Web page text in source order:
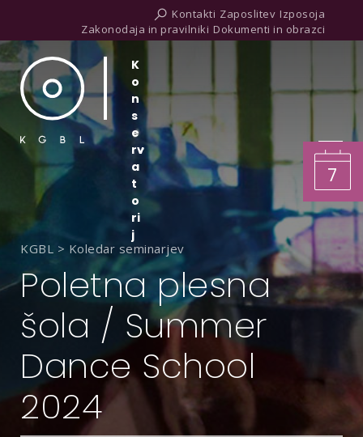
Kontakti Zaposlitev Izposoja
Zakonodaja in pravilniki Dokumenti in obrazci
K
o
n
s
e
rv
a
t
o
ri
j
7
KGBL > Koledar seminarjev
Poletna plesna
šola / Summer
Dance School
2024